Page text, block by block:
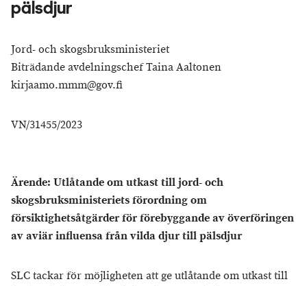
pälsdjur
Jord- och skogsbruksministeriet
Biträdande avdelningschef Taina Aaltonen
kirjaamo.mmm@gov.fi
VN/31455/2023
Ärende: Utlåtande om utkast till jord- och
skogsbruksministeriets förordning om
försiktighetsåtgärder för förebyggande av överföringen
av aviär influensa från vilda djur till pälsdjur
SLC tackar för möjligheten att ge utlåtande om utkast till